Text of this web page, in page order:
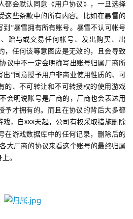
都会默认同意《用户协议》，一旦选择
这些条款中的所有内容。比如在暴雪的
到“暴雪拥有所有账号。暴雪不认可帐号
赠与或交易任何帐号、发出购买、出
，任何该等意图应是无效的，且会导致
议中不一定会明确写出账号归属厂商所
“同意授予用户非商业使用性质的、可
的、不可转让和不可转授权的使用游戏
会明说账号是厂商的，厂商也会表达用
予才拥有的。而且在协议的背后大多都
戏，自XXX天起，公司有权采取措施删除
在游戏数据库中的任何记录，删除后的
大厂商的协议来看这个账号的最终归属
。